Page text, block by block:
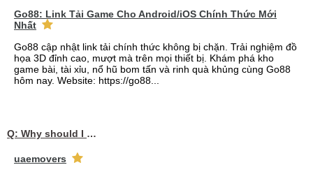
Go88: Link Tải Game Cho Android/iOS Chính Thức Mới
Nhất
Go88 cập nhật link tải chính thức không bị chặn. Trải nghiệm đồ
họa 3D đỉnh cao, mượt mà trên mọi thiết bị. Khám phá kho
game bài, tài xỉu, nổ hũ bom tấn và rinh quà khủng cùng Go88
hôm nay. Website: https://go88...
Q: Why should I choose affordable handyman movers in Dubai for my relocation and maintenance needs?
uaemovers